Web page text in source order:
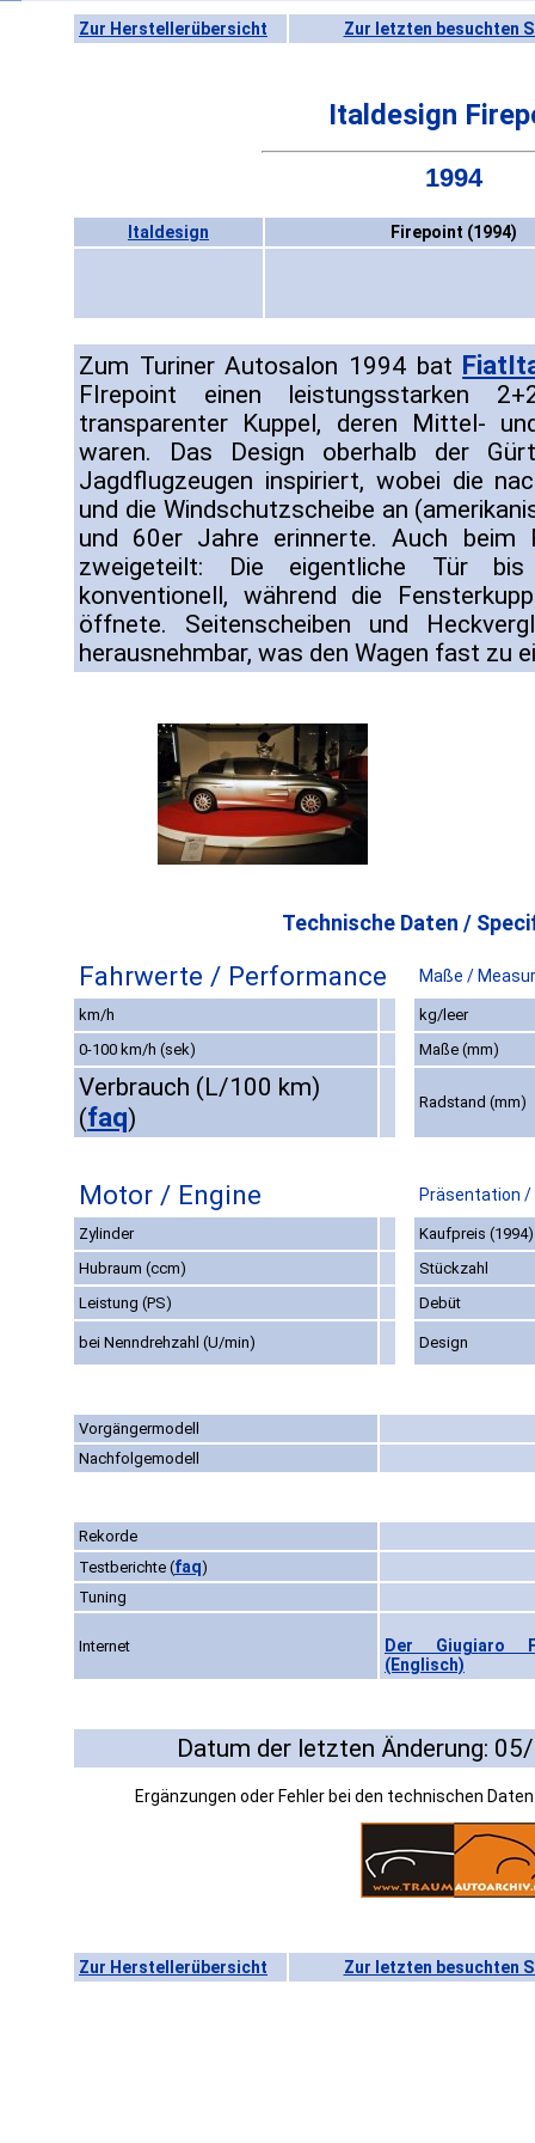
Zur Herstellerübersicht Zur letzten besuchten
Italdesign
1994
Italdesign Firepoint (1994)
Zum Turiner Autosalon 1994 bat
FIrepoint einen leistungsstarken
transparenter Kuppel, deren Mittel-
waren. Das Design oberhalb der
Jagdflugzeugen inspiriert, wobei die
und die Windschutzscheibe an
und 60er Jahre erinnerte. Auch beim
zweigeteilt: Die eigentliche Tür
konventionell, während die
öffnete. Seitenscheiben und
herausnehmbar, was den Wagen fast zu
Technische Daten /
Fahrwerte / Performance Maße /
km/h
kg/leer
0-100 km/h (sek)
Maße (mm)
Verbrauch (L/100 km)
(faq)
Radstand (mm)
Motor / Engine Präsentation
Zylinder
Kaufpreis (1994)
Hubraum (ccm)
Stückzahl
Leistung (PS)
Debüt
bei Nenndrehzahl (U/min) Design
Vorgängermodell
Nachfolgemodell
Rekorde
Testberichte (faq)
Tuning
Internet
Der Giugiaro
(Englisch)
Datum der letzten Änderung:
Ergänzungen oder Fehler bei den technischen
Zur Herstellerübersicht Zur letzten besuchten